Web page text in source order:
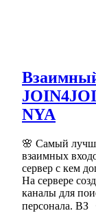
NYA
🌸 Самый
взаимных
сервер с кем
На сервере
каналы для
персонала.